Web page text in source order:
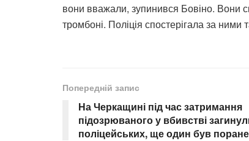
вони вважали, зупинився Бовіно. Вони
тромбоні. Поліція спостерігала за ними
Попередній запис
На Черкащині під час затримання
підозрюваного у вбивстві
поліцейських, ще один був